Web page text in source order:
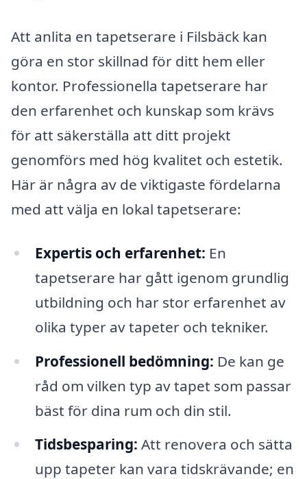
Att anlita en tapetserare i Filsbäck kan
göra en stor skillnad för ditt hem eller
kontor. Professionella tapetserare har
den erfarenhet och kunskap som krävs
för att säkerställa att ditt projekt
genomförs med hög kvalitet och estetik.
Här är några av de viktigaste fördelarna
med att välja en lokal tapetserare:
Expertis och erfarenhet: En
tapetserare har gått igenom grundlig
utbildning och har stor erfarenhet av
olika typer av tapeter och tekniker.
Professionell bedömning: De kan ge
råd om vilken typ av tapet som passar
bäst för dina rum och din stil.
Tidsbesparing: Att renovera och sätta
upp tapeter kan vara tidskrävande; en